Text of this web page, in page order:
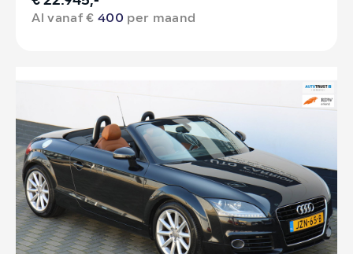
Al vanaf €400 per maand